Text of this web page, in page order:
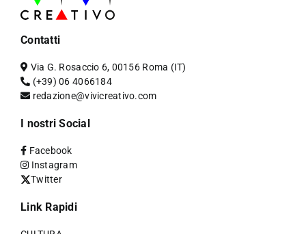
Contatti
Via G. Rosaccio 6, 00156 Roma (IT)
(+39) 06 4066184
redazione@vivicreativo.com
I nostri Social
Facebook
Instagram
Twitter
Link Rapidi